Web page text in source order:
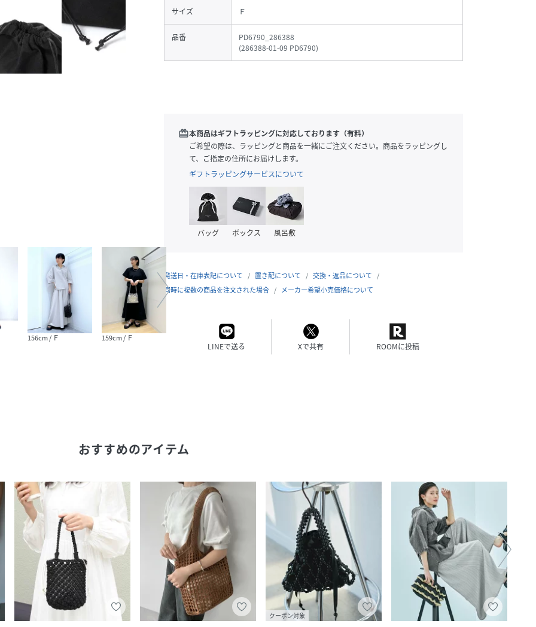
156cm / Ｆ 159cm / Ｆ 155cm / Ｆ
サイズ Ｆ
品番
PD6790_286388
(286388-01-09 PD6790)
redeem本商品はギフトラッピングに対応しております（有料）
ご希望の際は、ラッピングと商品を一緒にご注文ください。商品をラッピングし
て、ご指定の住所にお届けします。
ギフトラッピングサービスについて
バッグ ボックス 風呂敷
発送日・在庫表記について 置き配について
交換・返品について
同時に複数の商品を注文された場合
メーカー希望小売価格について
LINEで送る Xで共有 ROOMに投稿
おすすめのアイテム
クーポン対象